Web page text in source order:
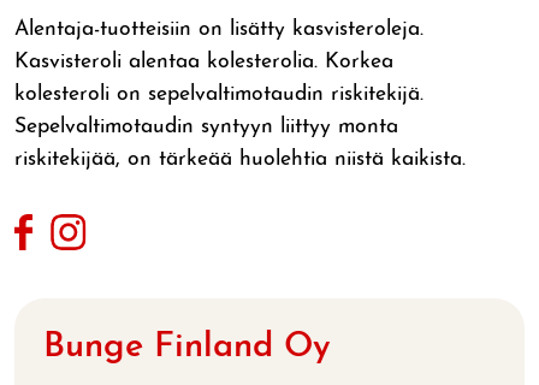
Alentaja-tuotteisiin on lisätty kasvisteroleja.
Kasvisteroli alentaa kolesterolia. Korkea
kolesteroli on sepelvaltimotaudin riskitekijä.
Sepelvaltimotaudin syntyyn liittyy monta
riskitekijää, on tärkeää huolehtia niistä kaikista.
Bunge Finland Oy